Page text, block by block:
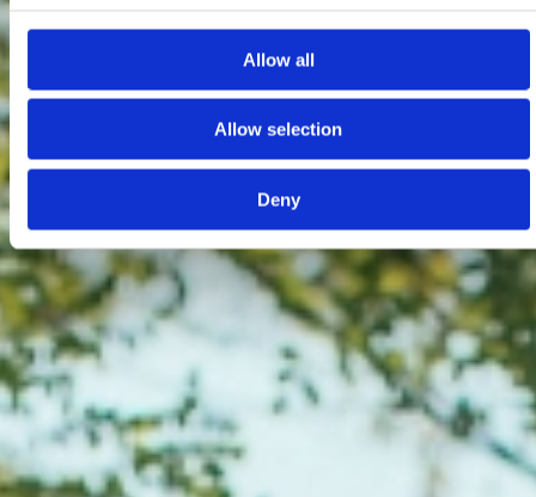
Allow all
Allow selection
Deny